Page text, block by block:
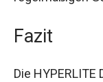
Fazit
Die